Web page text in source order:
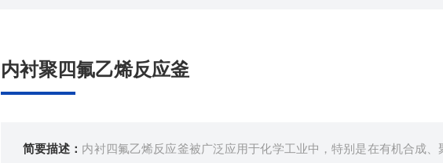
内衬聚四氟乙烯反应釜
简要描述： 内衬四氟乙烯反应釜被广泛应用于化学工业中，特别是在有机合成、